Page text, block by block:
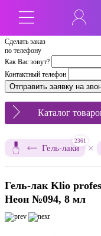
Сделать заказ
по телефону
Как Вас зовут?
Контактный телефон
Каталог
Гель-лаки
2361
×
Гель-лак Klio
Неон №094, 8 мл